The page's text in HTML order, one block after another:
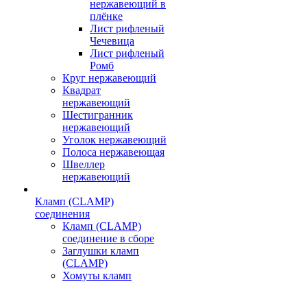
нержавеющий в
плёнке
Лист рифленый
Чечевица
Лист рифленый
Ромб
Круг нержавеющий
Квадрат
нержавеющий
Шестигранник
нержавеющий
Уголок нержавеющий
Полоса нержавеющая
Швеллер
нержавеющий
Кламп (CLAMP)
соединения
Кламп (CLAMP)
соединение в сборе
Заглушки кламп
(CLAMP)
Хомуты кламп